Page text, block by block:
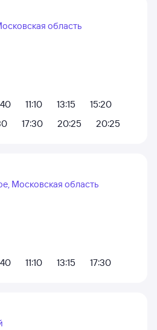
область
11:10 13:15
15:20
17:30 20:25 20:25
Московская область
11:10 13:15 17:30